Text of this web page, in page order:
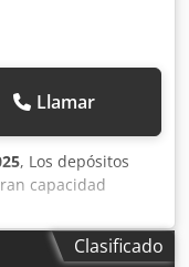
Llamar
, Los depósitos
capacidad
importante en
difícil acceso o que
Los depósitos
Clasificado